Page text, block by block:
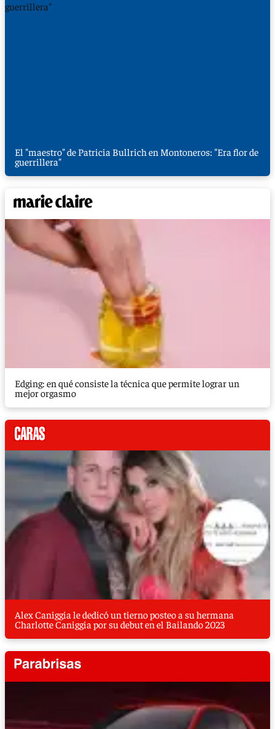
El "maestro" de Patricia Bullrich en Montoneros: "Era flor de
guerrillera"
Edging: en qué consiste la técnica que permite lograr un
mejor orgasmo
Alex Caniggia le dedicó un tierno posteo a su hermana
Charlotte Caniggia por su debut en el Bailando 2023